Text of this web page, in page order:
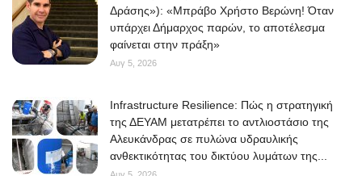
Δράσης»): «Μπράβο Χρήστο Βερώνη! Όταν
υπάρχει Δήμαρχος παρών, το αποτέλεσμα
φαίνεται στην πράξη»
Αυγ 5, 2026
Infrastructure Resilience: Πώς η στρατηγική
της ΔΕΥΑΜ μετατρέπει το αντλιοστάσιο της
Αλευκάνδρας σε πυλώνα υδραυλικής
ανθεκτικότητας του δικτύου λυμάτων της...